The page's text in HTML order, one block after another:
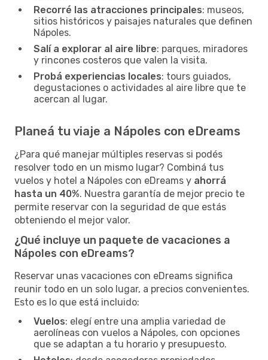
Recorré las atracciones principales: museos,
sitios históricos y paisajes naturales que definen
Nápoles.
Salí a explorar al aire libre: parques, miradores
y rincones costeros que valen la visita.
Probá experiencias locales: tours guiados,
degustaciones o actividades al aire libre que te
acercan al lugar.
Planeá tu viaje a Nápoles con eDreams
¿Para qué manejar múltiples reservas si podés
resolver todo en un mismo lugar? Combiná tus
vuelos y hotel a Nápoles con eDreams y ahorrá
hasta un 40%. Nuestra garantía de mejor precio te
permite reservar con la seguridad de que estás
obteniendo el mejor valor.
¿Qué incluye un paquete de vacaciones a
Nápoles con eDreams?
Reservar unas vacaciones con eDreams significa
reunir todo en un solo lugar, a precios convenientes.
Esto es lo que está incluido:
Vuelos: elegí entre una amplia variedad de
aerolíneas con vuelos a Nápoles, con opciones
que se adaptan a tu horario y presupuesto.